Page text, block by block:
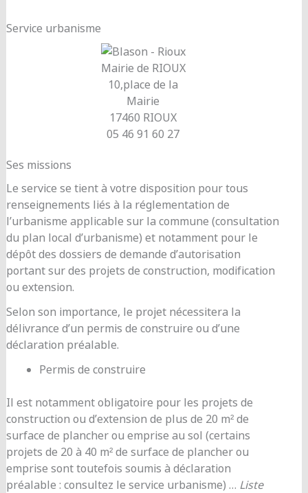
Service urbanisme
Mairie de RIOUX
10,place de la
Mairie
17460 RIOUX
05 46 91 60 27
Ses missions
Le service se tient à votre disposition pour tous
renseignements liés à la réglementation de
l’urbanisme applicable sur la commune (consultation
du plan local d’urbanisme) et notamment pour le
dépôt des dossiers de demande d’autorisation
portant sur des projets de construction, modification
ou extension.
Selon son importance, le projet nécessitera la
délivrance d’un permis de construire ou d’une
déclaration préalable.
Permis de construire
Il est notamment obligatoire pour les projets de
construction ou d’extension de plus de 20 m² de
surface de plancher ou emprise au sol (certains
projets de 20 à 40 m² de surface de plancher ou
emprise sont toutefois soumis à déclaration
préalable : consultez le service urbanisme) … Liste